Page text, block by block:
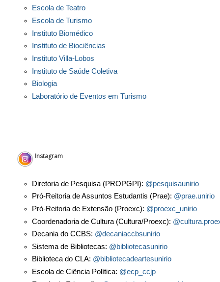
Escola de Teatro
Escola de Turismo
Instituto Biomédico
Instituto de Biociências
Instituto Villa-Lobos
Instituto de Saúde Coletiva
Biologia
Laboratório de Eventos em Turismo
Instagram
Diretoria de Pesquisa (PROPGPI): @pesquisaunirio
Pró-Reitoria de Assuntos Estudantis (Prae): @prae.unirio
Pró-Reitoria de Extensão (Proexc): @proexc_unirio
Coordenadoria de Cultura (Cultura/Proexc):
Decania do CCBS: @decaniaccbsunirio
Sistema de Bibliotecas: @bibliotecasunirio
Biblioteca do CLA: @bibliotecadeartesunirio
Escola de Ciência Política: @ecp_ccjp